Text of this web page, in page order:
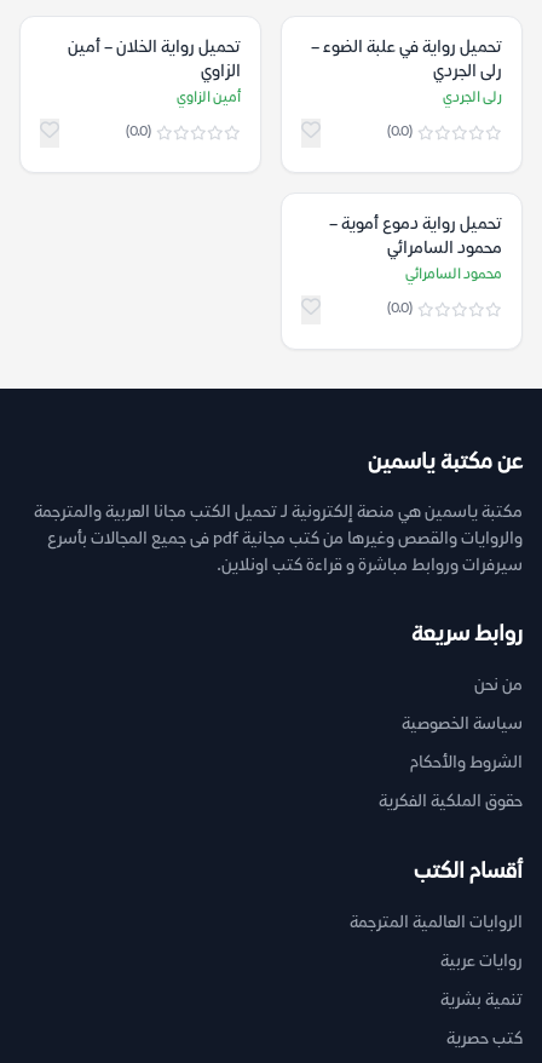
تحميل رواية في علبة الضوء –
رلى الجردي
رلى الجردي
(0.0)
تحميل رواية الخلان – أمين
الزاوي
أمين الزاوي
(0.0)
تحميل رواية دموع أموية –
محمود السامرائي
محمود السامرائي
(0.0)
عن مكتبة ياسمين
مكتبة ياسمين هي منصة إلكترونية لـ تحميل الكتب مجانا العربية والمترجمة
والروايات والقصص وغيرها من كتب مجانية pdf فى جميع المجالات بأسرع
سيرفرات وروابط مباشرة و قراءة كتب اونلاين.
روابط سريعة
من نحن
سياسة الخصوصية
الشروط والأحكام
حقوق الملكية الفكرية
أقسام الكتب
الروايات العالمية المترجمة
روايات عربية
تنمية بشرية
كتب حصرية